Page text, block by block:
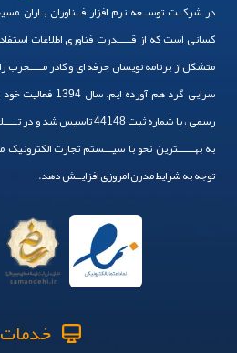
در شرکــت توســعه نرم افزار فــناوران بـاران
کسانی است که از قـــــدرت فناوری اطلاعات
متشکل از برنامه نویسان حرفه ای و کادر
رسمی ، با شماره ثبت 44148
به بهــــــترین نحو با سیـــستم تجارت الکترونیک
توجه به شرایط مدرن امروزی افزایــش دهد.
خدمات